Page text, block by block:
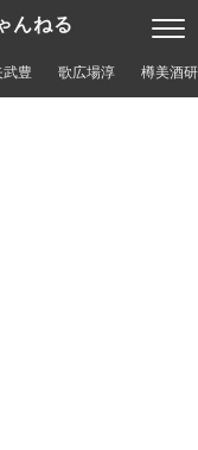
んねる
武豊 歌広場淳 樽美酒